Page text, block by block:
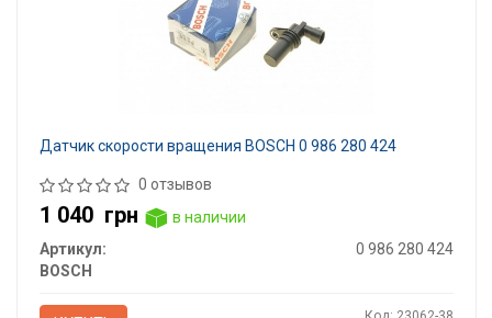
Датчик скорости вращения BOSCH 0 986 280 424
0 отзывов
1 040 грн
в наличии
Артикул:
0 986 280 424
BOSCH